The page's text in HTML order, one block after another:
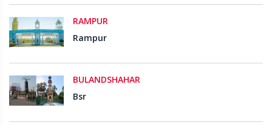
RAMPUR
Rampur
BULANDSHAHAR
Bsr